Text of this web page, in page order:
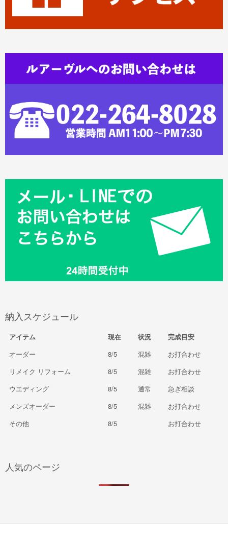
納入スケジュール
アイテム 現在 状況
完成目安
オーダー
8/5 混雑
お打合わせ
リメイク リフォーム
8/5 混雑
お打合わせ
ウエディング
8/5 通常
急ぎ相談
メンズオーダー
8/5 混雑
お打合わせ
その他
8/5 お打合わせ
人気のページ